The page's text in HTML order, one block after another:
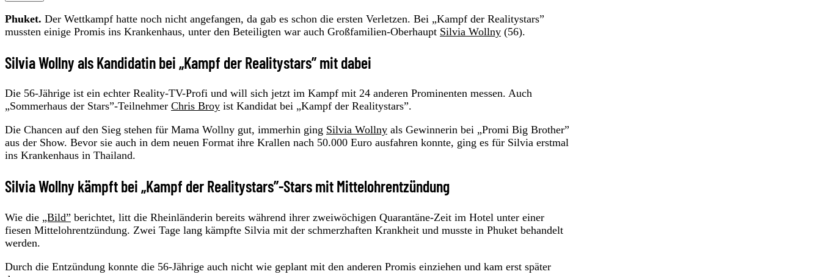
Phuket. Der Wettkampf hatte noch nicht angefangen, da gab es schon die ersten Verletzen. Bei „Kampf der Realitystars”
mussten einige Promis ins Krankenhaus, unter den Beteiligten war auch Großfamilien-Oberhaupt Silvia Wollny (56).
Silvia Wollny als Kandidatin bei „Kampf der Realitystars” mit dabei
Die 56-Jährige ist ein echter Reality-TV-Profi und will sich jetzt im Kampf mit 24 anderen Prominenten messen. Auch
„Sommerhaus der Stars”-Teilnehmer Chris Broy ist Kandidat bei „Kampf der Realitystars”.
Die Chancen auf den Sieg stehen für Mama Wollny gut, immerhin ging Silvia Wollny als Gewinnerin bei „Promi Big Brother”
aus der Show. Bevor sie auch in dem neuen Format ihre Krallen nach 50.000 Euro ausfahren konnte, ging es für Silvia erstmal
ins Krankenhaus in Thailand.
Silvia Wollny kämpft bei „Kampf der Realitystars”-Stars mit Mittelohrentzündung
Wie die „Bild” berichtet, litt die Rheinländerin bereits während ihrer zweiwöchigen Quarantäne-Zeit im Hotel unter einer
fiesen Mittelohrentzündung. Zwei Tage lang kämpfte Silvia mit der schmerzhaften Krankheit und musste in Phuket behandelt
werden.
Durch die Entzündung konnte die 56-Jährige auch nicht wie geplant mit den anderen Promis einziehen und kam erst später